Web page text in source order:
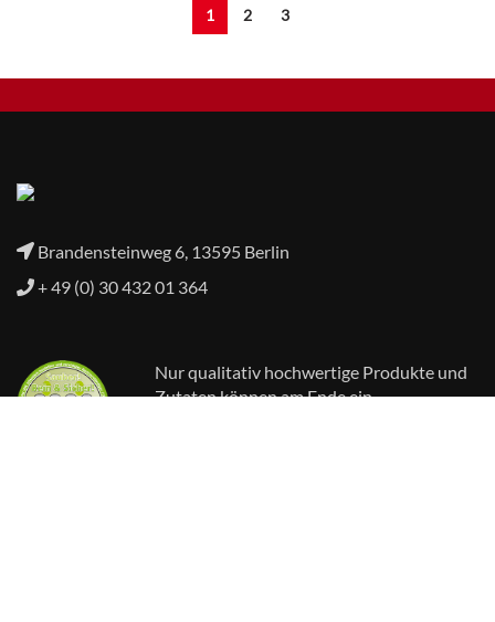
1 2 3
Brandensteinweg 6, 13595 Berlin
+ 49 (0) 30 432 01 364
Nur qualitativ hochwertige Produkte und
Zutaten können am Ende ein